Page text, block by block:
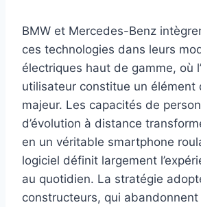
BMW et Mercedes-Benz
ces technologies dans leurs
électriques haut de gamme, où
utilisateur constitue un élément
majeur. Les capacités de
d’évolution à distance
en un véritable smartphone
logiciel définit largement
au quotidien. La stratégie
constructeurs, qui